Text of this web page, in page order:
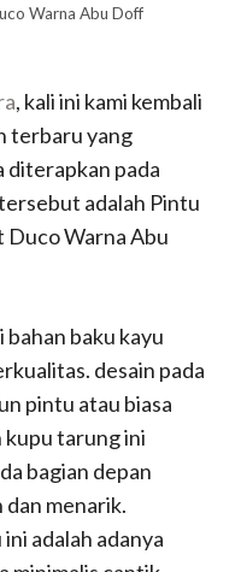
Warna Abu Doff
, kali ini kami kembali
terbaru yang
diterapkan pada
adalah Pintu
Duco Warna Abu
baku kayu
desain pada
pintu atau biasa
tarung ini
bagian depan
menarik.
adalah adanya